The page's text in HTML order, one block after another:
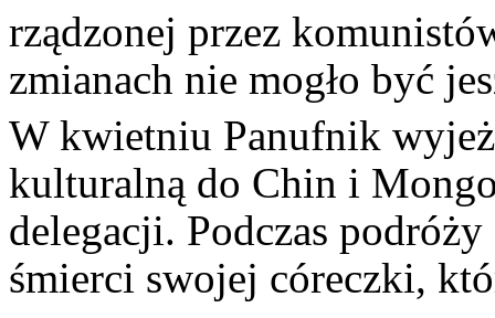
rządzonej przez
zmianach nie mogło być
W kwietniu Panufnik
kulturalną do Chin i
delegacji. Podczas
śmierci swojej córeczki,